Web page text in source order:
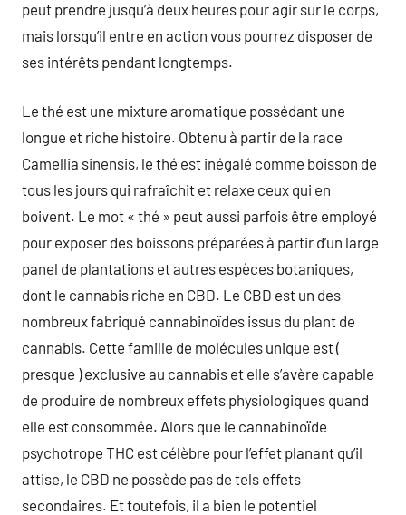
peut prendre jusqu’à deux heures pour agir sur le corps,
mais lorsqu’il entre en action vous pourrez disposer de
ses intérêts pendant longtemps.
Le thé est une mixture aromatique possédant une
longue et riche histoire. Obtenu à partir de la race
Camellia sinensis, le thé est inégalé comme boisson de
tous les jours qui rafraîchit et relaxe ceux qui en
boivent. Le mot « thé » peut aussi parfois être employé
pour exposer des boissons préparées à partir d’un large
panel de plantations et autres espèces botaniques,
dont le cannabis riche en CBD. Le CBD est un des
nombreux fabriqué cannabinoïdes issus du plant de
cannabis. Cette famille de molécules unique est (
presque ) exclusive au cannabis et elle s’avère capable
de produire de nombreux effets physiologiques quand
elle est consommée. Alors que le cannabinoïde
psychotrope THC est célèbre pour l’effet planant qu’il
attise, le CBD ne possède pas de tels effets
secondaires. Et toutefois, il a bien le potentiel